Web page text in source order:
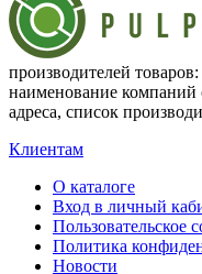
производителей товаров:
наименование
адреса, список
Клиентам
О каталоге
Вход в личный
Пользовательское
Политика
Новости